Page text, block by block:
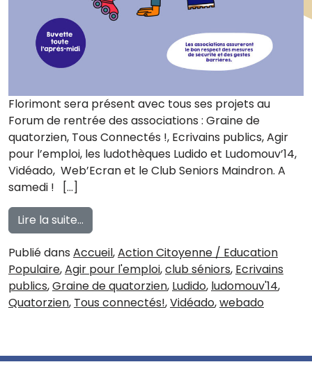
Florimont sera présent avec tous ses projets au
Forum de rentrée des associations : Graine de
quatorzien, Tous Connectés !, Ecrivains publics, Agir
pour l’emploi, les ludothèques Ludido et Ludomouv’14,
Vidéado, Web’Ecran et le Club Seniors Maindron. A
samedi ! […]
Lire la suite…
Publié dans Accueil,Action Citoyenne / Education
Populaire,Agir pour l'emploi,club séniors, Ecrivains
publics,Graine de quatorzien, Ludido, ludomouv'14,
Quatorzien, Tous connectés!,Vidéado,webado